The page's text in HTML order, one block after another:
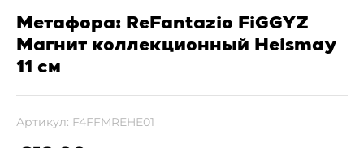
Метафора: ReFantazio FiGGYZ
Магнит коллекционный Heismay
11 см
Артикул: F4FFMREHE01